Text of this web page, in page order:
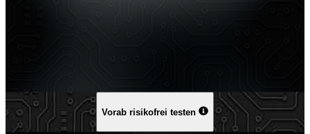
Vorab risikofrei testen